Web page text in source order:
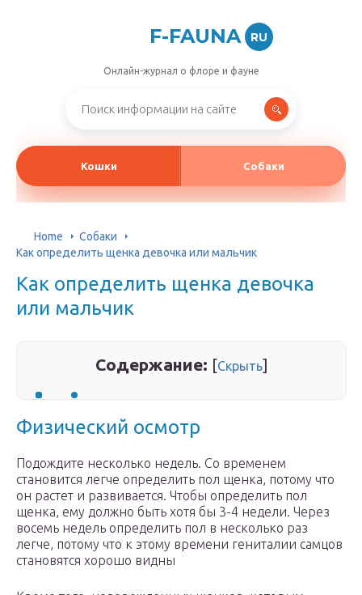
F-FAUNA RU
Онлайн-журнал о флоре и фауне
Кошки Собаки
Home
Собаки
Как определить щенка девочка или мальчик
Как определить щенка девочка
или мальчик
Содержание: [Скрыть]
Физический осмотр
Подождите несколько недель. Со временем
становится легче определить пол щенка, потому что
он растет и развивается. Чтобы определить пол
щенка, ему должно быть хотя бы 3-4 недели. Через
восемь недель определить пол в несколько раз
легче, потому что к этому времени гениталии самцов
становятся хорошо видны